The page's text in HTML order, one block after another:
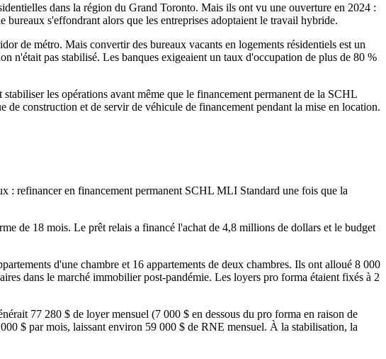
dans la région du Grand Toronto. Mais ils ont vu une ouverture en 2024 :
s'effondrant alors que les entreprises adoptaient le travail hybride.
de métro. Mais convertir des bureaux vacants en logements résidentiels est un
n'était pas stabilisé. Les banques exigeaient un taux d'occupation de plus de 80 %
les opérations avant même que le financement permanent de la SCHL
construction et de servir de véhicule de financement pendant la mise en location.
: refinancer en financement permanent SCHL MLI Standard une fois que la
de 18 mois. Le prêt relais a financé l'achat de 4,8 millions de dollars et le budget
d'une chambre et 16 appartements de deux chambres. Ils ont alloué 8 000
dans le marché immobilier post-pandémie. Les loyers pro forma étaient fixés à 2
77 280 $ de loyer mensuel (7 000 $ en dessous du pro forma en raison de
$ par mois, laissant environ 59 000 $ de RNE mensuel. À la stabilisation, la